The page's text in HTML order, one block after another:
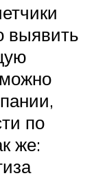
выявить
по
же: